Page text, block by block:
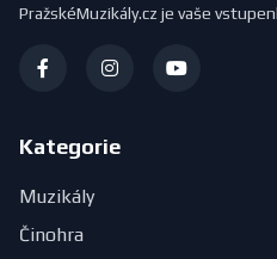
PražskéMuzikály.cz je vaše
Kategorie
Muzikály
Činohra